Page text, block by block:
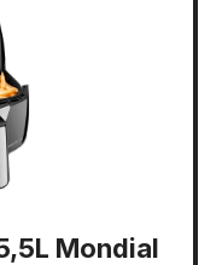
Mondial